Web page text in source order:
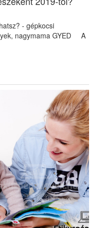
- gépkocsi
nagymama GYED A